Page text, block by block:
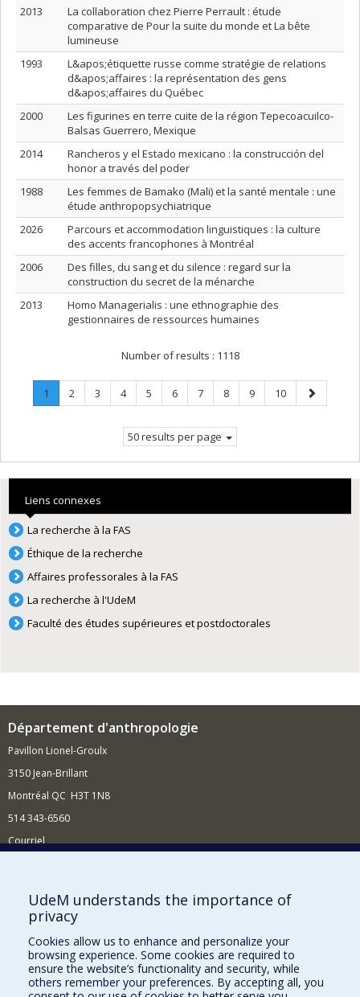
2013
La collaboration chez Pierre Perrault : étude
comparative de Pour la suite du monde et La bête
lumineuse
1993
L&apos;étiquette russe comme stratégie de relations
d&apos;affaires : la représentation des gens
d&apos;affaires du Québec
2000
Les figurines en terre cuite de la région Tepecoacuilco-
Balsas Guerrero, Mexique
2014
Rancheros y el Estado mexicano : la construcción del
honor a través del poder
1988
Les femmes de Bamako (Mali) et la santé mentale : une
étude anthropopsychiatrique
2026
Parcours et accommodation linguistiques : la culture
des accents francophones à Montréal
2006
Des filles, du sang et du silence : regard sur la
construction du secret de la ménarche
2013
Homo Managerialis : une ethnographie des
gestionnaires de ressources humaines
Number of results : 1118
Page
1
Current
Page
2 Page
3 Page
4 Page
5 Page
6 Page
7 Page
8 Page
9 Page
10
Next
page
50 results per page
Liens connexes
La recherche à la FAS
Éthique de la recherche
Affaires professorales à la FAS
La recherche à l'UdeM
Faculté des études supérieures et postdoctorales
Département d'anthropologie
Pavillon Lionel-Groulx
3150 Jean-Brillant
Montréal QC H3T 1N8
514 343-6560
Courriel
Comment soutenir le Département?
BESOIN D'AIDE?
Plan du site
Signaler une erreur
Accessibilité
UdeM understands the importance of
privacy
Cookies allow us to enhance and personalize your
browsing experience. Some cookies are required to
ensure the website’s functionality and security, while
others remember your preferences. By accepting all, you